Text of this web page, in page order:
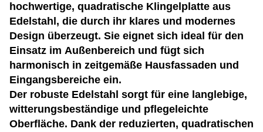
hochwertige, quadratische Klingelplatte aus
Edelstahl, die durch ihr klares und modernes
Design überzeugt. Sie eignet sich ideal für den
Einsatz im Außenbereich und fügt sich
harmonisch in zeitgemäße Hausfassaden und
Eingangsbereiche ein.
Der robuste Edelstahl sorgt für eine langlebige,
witterungsbeständige und pflegeleichte
Oberfläche. Dank der reduzierten, quadratischen